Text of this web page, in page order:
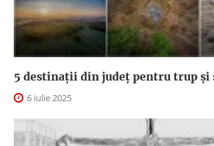
5 destinații din județ pentru trup și
6 iulie 2025